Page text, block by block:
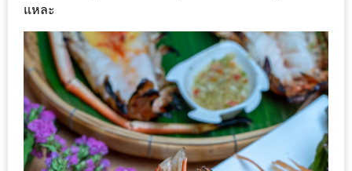
เฉพาะ
อิ่ม
ไม่
อั้น
กิน
ไม่
แหละ